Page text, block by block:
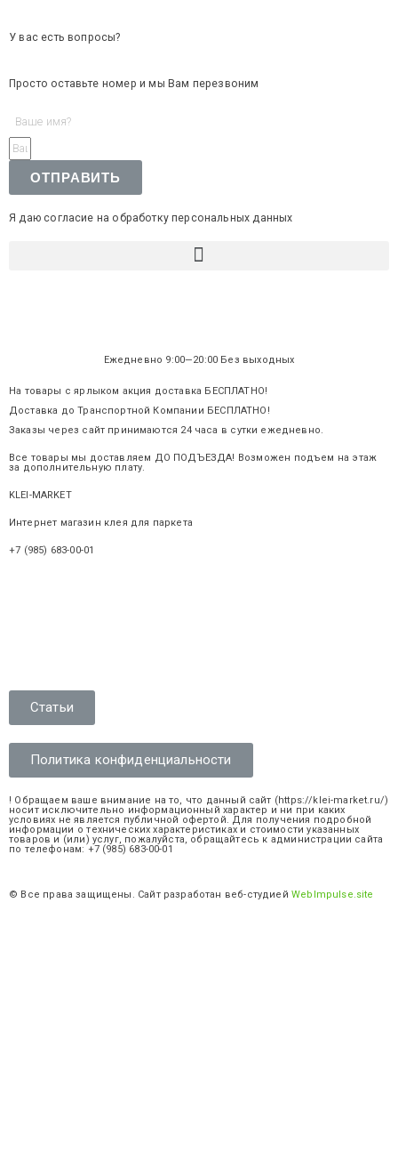
У вас есть вопросы?
Просто оставьте номер и мы Вам перезвоним
ОТПРАВИТЬ
Я даю согласие на обработку персональных данных
Ежедневно 9:00—20:00 Без выходных
На товары с ярлыком акция доставка БЕСПЛАТНО!
Доставка до Транспортной Компании БЕСПЛАТНО!
Заказы через сайт принимаются 24 часа в сутки ежедневно.
Все товары мы доставляем ДО ПОДЪЕЗДА! Возможен подъем на этаж
за дополнительную плату.
KLEI-MARKET.ru
Интернет магазин клея для паркета
+7 (985) 683-00-01
Статьи
Политика конфиденциальности
! Обращаем ваше внимание на то, что данный сайт (https://klei-market.ru/)
носит исключительно информационный характер и ни при каких
условиях не является публичной офертой. Для получения подробной
информации о технических характеристиках и стоимости указанных
товаров и (или) услуг, пожалуйста, обращайтесь к администрации сайта
по телефонам: +7 (985) 683-00-01
© Все права защищены. Сайт разработан веб-студиейWebImpulse.site